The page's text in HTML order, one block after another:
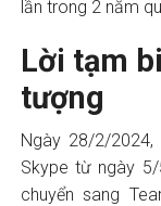
lần trong 2 năm
Lời tạm
tượng
Ngày 28/2/
Skype từ ngày
chuyển sang